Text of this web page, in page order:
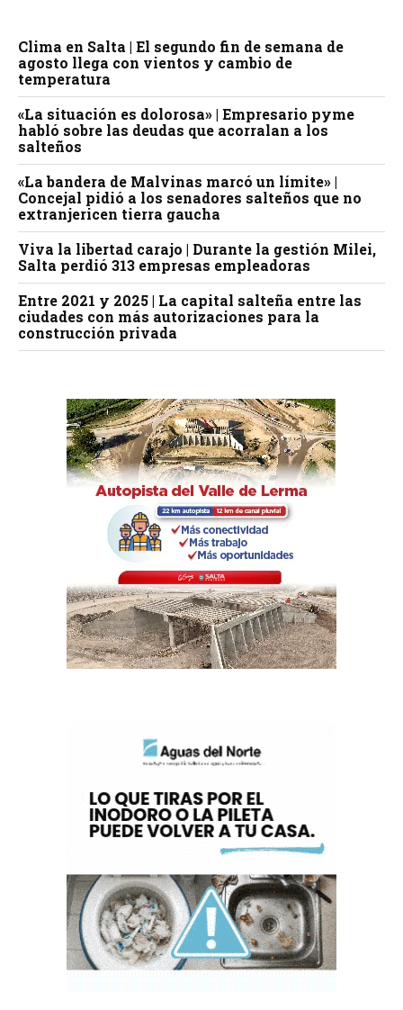
Clima en Salta | El segundo fin de semana de
agosto llega con vientos y cambio de
temperatura
«La situación es dolorosa» | Empresario pyme
habló sobre las deudas que acorralan a los
salteños
«La bandera de Malvinas marcó un límite» |
Concejal pidió a los senadores salteños que no
extranjericen tierra gaucha
Viva la libertad carajo | Durante la gestión Milei,
Salta perdió 313 empresas empleadoras
Entre 2021 y 2025 | La capital salteña entre las
ciudades con más autorizaciones para la
construcción privada